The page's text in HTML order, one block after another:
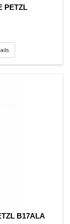
PETZL
B17ALA